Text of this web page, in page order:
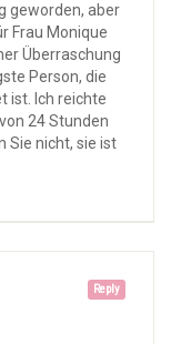
geworden, aber
Frau Monique
Überraschung
Person, die
ist. Ich reichte
24 Stunden
Sie nicht, sie ist
Reply